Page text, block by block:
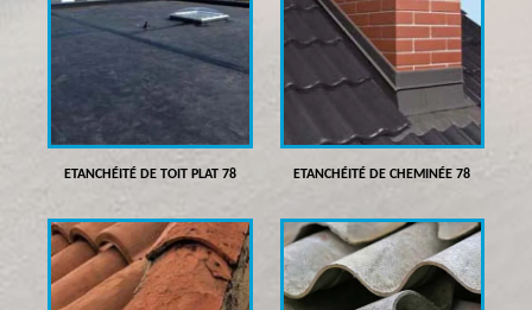
ETANCHÉITÉ DE TOIT PLAT 78 ETANCHÉITÉ DE CHEMINÉE 78